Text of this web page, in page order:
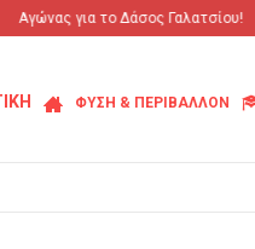
Αγώνας για το Δάσος Γαλατσίου!
ΦΥΣΗ & ΠΕΡΙΒΑΛΛΟΝ